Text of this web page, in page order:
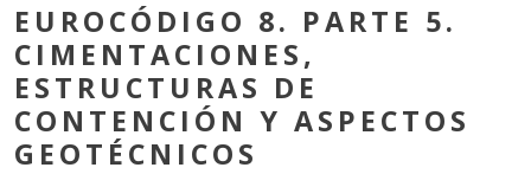
EUROCÓDIGO 8. PARTE 5.
CIMENTACIONES,
ESTRUCTURAS DE
CONTENCIÓN Y ASPECTOS
GEOTÉCNICOS